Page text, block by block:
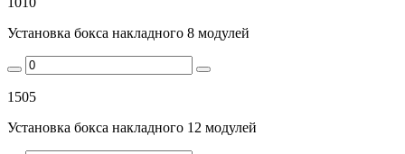
Установка бокса накладного 8 модулей
1505
Установка бокса накладного 12 модулей